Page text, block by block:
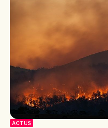
ACTUS